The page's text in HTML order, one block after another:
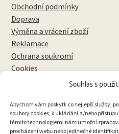
Souhlas s
Abychom vám poskytli co nejlepší služby,
soubory cookies, k ukládání a/nebo
těmito technologiemi nám umožní
procházení webu nebo jedinečné
Obchodní podmínky
Doprava
Výměna a vrácení zboží
Reklamace
Ochrana soukromí
Cookies
NEWSLETTERY